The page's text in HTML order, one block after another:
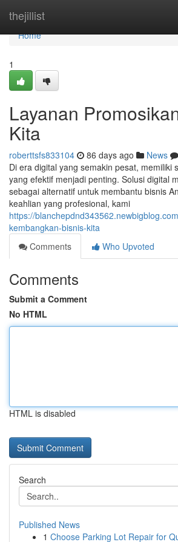
thejillist
Home
Home
1
Layanan
Kita
roberttsfs833104 86 days ago News
Di era digital yang semakin pesat, memiliki
yang efektif menjadi penting. Solusi digital
sebagai alternatif untuk membantu bisnis
keahlian yang profesional, kami
https://
kembangkan-bisnis-kita
Comments
Who Upvoted
Comments
Submit a Comment
No HTML
HTML is disabled
Search
Published News
1 Choose Parking Lot Repair for